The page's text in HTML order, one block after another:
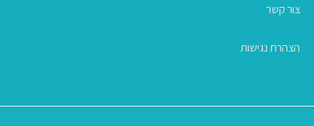
צור קשר
הצהרת נגישות